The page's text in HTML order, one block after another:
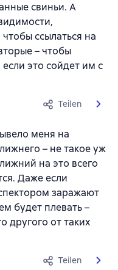
свиньи. А
ссылаться на
– чтобы
это сойдет им с
Teilen
меня на
– не такое уж
на это всего
Даже если
заражают
будет плевать –
другого от таких
Teilen